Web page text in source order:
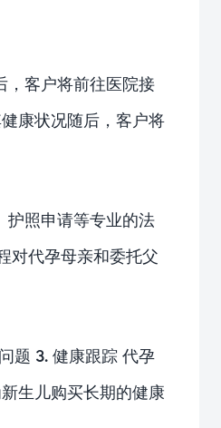
，客户将前往医院接
康状况随后，客户将
护照申请等专业的法
对代孕母亲和委托父
题 3. 健康跟踪 代孕
生儿购买长期的健康